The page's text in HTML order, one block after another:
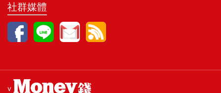
社群媒體
v